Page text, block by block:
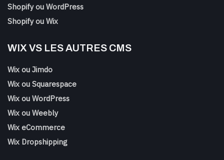
Shopify ou WordPress
Shopify ou Wix
WIX VS LES AUTRES CMS
Wix ou Jimdo
Wix ou Squarespace
Wix ou WordPress
Wix ou Weebly
Wix eCommerce
Wix Dropshipping